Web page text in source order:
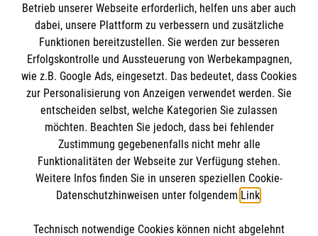
Informationen
Impressum
Datenschutz
Barrierefreiheit
Kontakt
Die Malteser
Malteser in Deutschland
Malteserorden
Sharepoint
Spendenkonto
Betrieb unserer Webseite erforderlich, helfen uns aber auch
dabei, unsere Plattform zu verbessern und zusätzliche
Funktionen bereitzustellen. Sie werden zur besseren
Erfolgskontrolle und Aussteuerung von Werbekampagnen,
wie z.B. Google Ads, eingesetzt. Das bedeutet, dass Cookies
zur Personalisierung von Anzeigen verwendet werden. Sie
entscheiden selbst, welche Kategorien Sie zulassen
möchten. Beachten Sie jedoch, dass bei fehlender
Zustimmung gegebenenfalls nicht mehr alle
Funktionalitäten der Webseite zur Verfügung stehen.
Weitere Infos finden Sie in unseren speziellen Cookie-
Datenschutzhinweisen unter folgendem Link.
Technisch notwendige Cookies können nicht abgelehnt